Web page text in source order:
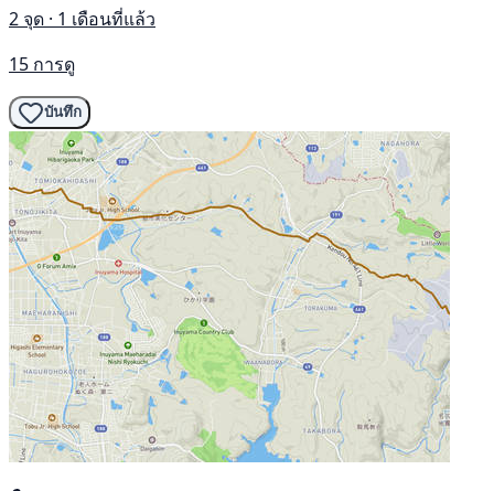
2 จุด · 1 เดือนที่แล้ว
15 การดู
บันทึก